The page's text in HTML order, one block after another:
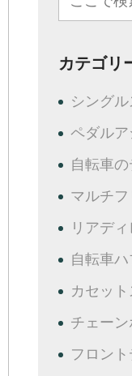
カテゴリ
シング
ペダル
自転車
マルチ
リアデ
自転車
カセッ
チェー
フロン